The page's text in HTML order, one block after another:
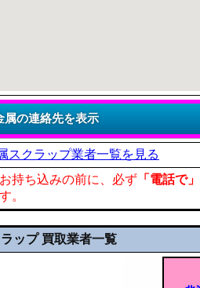
スクラップ業者一覧を見る
持ち込みの前に、必ず 「電話で」
。
ップ 買取業者一覧